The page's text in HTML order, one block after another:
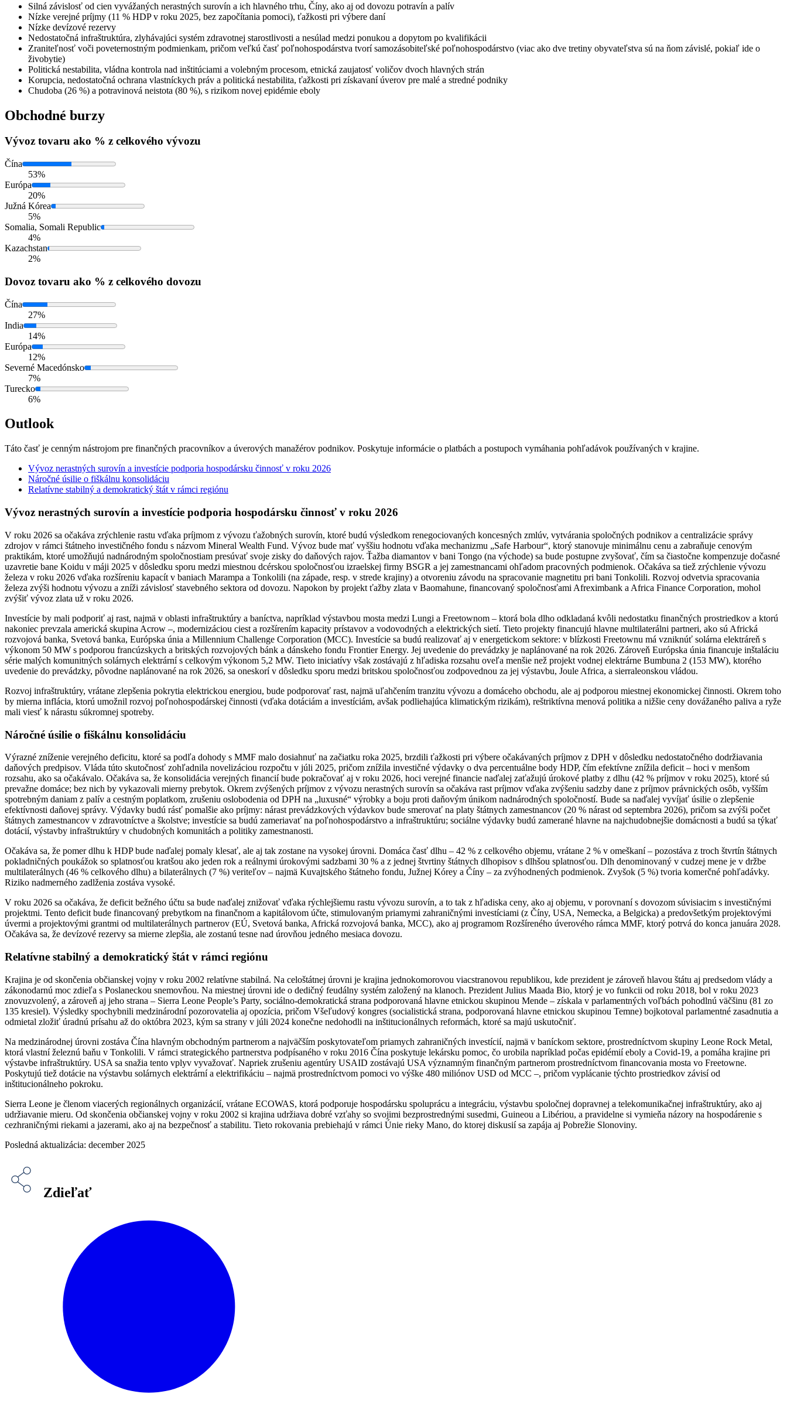
Silná závislosť od cien vyvážaných nerastných surovín a ich hlavného trhu, Číny, ako aj od dovozu potravín a palív
Nízke verejné príjmy (11 % HDP v roku 2025, bez započítania pomoci), ťažkosti pri výbere daní
Nízke devízové rezervy
Nedostatočná infraštruktúra, zlyhávajúci systém zdravotnej starostlivosti a nesúlad medzi ponukou a dopytom po kvalifikácii
Zraniteľnosť voči poveternostným podmienkam, pričom veľkú časť poľnohospodárstva tvorí samozásobiteľské poľnohospodárstvo (viac ako dve tretiny obyvateľstva sú na ňom závislé, pokiaľ ide o
živobytie)
Politická nestabilita, vládna kontrola nad inštitúciami a volebným procesom, etnická zaujatosť voličov dvoch hlavných strán
Korupcia, nedostatočná ochrana vlastníckych práv a politická nestabilita, ťažkosti pri získavaní úverov pre malé a stredné podniky
Chudoba (26 %) a potravinová neistota (80 %), s rizikom novej epidémie eboly
Obchodné burzy
Vývoz tovaru ako % z celkového vývozu
Čína
53%
Európa
20%
Južná Kórea
5%
Somalia, Somali Republic
4%
Kazachstan
2%
Dovoz tovaru ako % z celkového dovozu
Čína
27%
India
14%
Európa
12%
Severné Macedónsko
7%
Turecko
6%
Outlook
Táto časť je cenným nástrojom pre finančných pracovníkov a úverových manažérov podnikov. Poskytuje informácie o platbách a postupoch vymáhania pohľadávok používaných v krajine.
Vývoz nerastných surovín a investície podporia hospodársku činnosť v roku 2026
Náročné úsilie o fiškálnu konsolidáciu
Relatívne stabilný a demokratický štát v rámci regiónu
Vývoz nerastných surovín a investície podporia hospodársku činnosť v roku 2026
V roku 2026 sa očakáva zrýchlenie rastu vďaka príjmom z vývozu ťažobných surovín, ktoré budú výsledkom renegociovaných koncesných zmlúv, vytvárania spoločných podnikov a centralizácie správy
zdrojov v rámci štátneho investičného fondu s názvom Mineral Wealth Fund. Vývoz bude mať vyššiu hodnotu vďaka mechanizmu „Safe Harbour“, ktorý stanovuje minimálnu cenu a zabraňuje cenovým
praktikám, ktoré umožňujú nadnárodným spoločnostiam presúvať svoje zisky do daňových rajov. Ťažba diamantov v bani Tongo (na východe) sa bude postupne zvyšovať, čím sa čiastočne kompenzuje dočasné
uzavretie bane Koidu v máji 2025 v dôsledku sporu medzi miestnou dcérskou spoločnosťou izraelskej firmy BSGR a jej zamestnancami ohľadom pracovných podmienok. Očakáva sa tiež zrýchlenie vývozu
železa v roku 2026 vďaka rozšíreniu kapacít v baniach Marampa a Tonkolili (na západe, resp. v strede krajiny) a otvoreniu závodu na spracovanie magnetitu pri bani Tonkolili. Rozvoj odvetvia spracovania
železa zvýši hodnotu vývozu a zníži závislosť stavebného sektora od dovozu. Napokon by projekt ťažby zlata v Baomahune, financovaný spoločnosťami Afreximbank a Africa Finance Corporation, mohol
zvýšiť vývoz zlata už v roku 2026.
Investície by mali podporiť aj rast, najmä v oblasti infraštruktúry a baníctva, napríklad výstavbou mosta medzi Lungi a Freetownom – ktorá bola dlho odkladaná kvôli nedostatku finančných prostriedkov a ktorú
nakoniec prevzala americká skupina Acrow –, modernizáciou ciest a rozšírením kapacity prístavov a vodovodných a elektrických sietí. Tieto projekty financujú hlavne multilaterálni partneri, ako sú Africká
rozvojová banka, Svetová banka, Európska únia a Millennium Challenge Corporation (MCC). Investície sa budú realizovať aj v energetickom sektore: v blízkosti Freetownu má vzniknúť solárna elektráreň s
výkonom 50 MW s podporou francúzskych a britských rozvojových bánk a dánskeho fondu Frontier Energy. Jej uvedenie do prevádzky je naplánované na rok 2026. Zároveň Európska únia financuje inštaláciu
série malých komunitných solárnych elektrární s celkovým výkonom 5,2 MW. Tieto iniciatívy však zostávajú z hľadiska rozsahu oveľa menšie než projekt vodnej elektrárne Bumbuna 2 (153 MW), ktorého
uvedenie do prevádzky, pôvodne naplánované na rok 2026, sa oneskorí v dôsledku sporu medzi britskou spoločnosťou zodpovednou za jej výstavbu, Joule Africa, a sierraleonskou vládou.
Rozvoj infraštruktúry, vrátane zlepšenia pokrytia elektrickou energiou, bude podporovať rast, najmä uľahčením tranzitu vývozu a domáceho obchodu, ale aj podporou miestnej ekonomickej činnosti. Okrem toho
by mierna inflácia, ktorú umožnil rozvoj poľnohospodárskej činnosti (vďaka dotáciám a investíciám, avšak podliehajúca klimatickým rizikám), reštriktívna menová politika a nižšie ceny dovážaného paliva a ryže
mali viesť k nárastu súkromnej spotreby.
Náročné úsilie o fiškálnu konsolidáciu
Výrazné zníženie verejného deficitu, ktoré sa podľa dohody s MMF malo dosiahnuť na začiatku roka 2025, brzdili ťažkosti pri výbere očakávaných príjmov z DPH v dôsledku nedostatočného dodržiavania
daňových predpisov. Vláda túto skutočnosť zohľadnila novelizáciou rozpočtu v júli 2025, pričom znížila investičné výdavky o dva percentuálne body HDP, čím efektívne znížila deficit – hoci v menšom
rozsahu, ako sa očakávalo. Očakáva sa, že konsolidácia verejných financií bude pokračovať aj v roku 2026, hoci verejné financie naďalej zaťažujú úrokové platby z dlhu (42 % príjmov v roku 2025), ktoré sú
prevažne domáce; bez nich by vykazovali mierny prebytok. Okrem zvýšených príjmov z vývozu nerastných surovín sa očakáva rast príjmov vďaka zvýšeniu sadzby dane z príjmov právnických osôb, vyšším
spotrebným daniam z palív a cestným poplatkom, zrušeniu oslobodenia od DPH na „luxusné“ výrobky a boju proti daňovým únikom nadnárodných spoločností. Bude sa naďalej vyvíjať úsilie o zlepšenie
efektívnosti daňovej správy. Výdavky budú rásť pomalšie ako príjmy: nárast prevádzkových výdavkov bude smerovať na platy štátnych zamestnancov (20 % nárast od septembra 2026), pričom sa zvýši počet
štátnych zamestnancov v zdravotníctve a školstve; investície sa budú zameriavať na poľnohospodárstvo a infraštruktúru; sociálne výdavky budú zamerané hlavne na najchudobnejšie domácnosti a budú sa týkať
dotácií, výstavby infraštruktúry v chudobných komunitách a politiky zamestnanosti.
Očakáva sa, že pomer dlhu k HDP bude naďalej pomaly klesať, ale aj tak zostane na vysokej úrovni. Domáca časť dlhu – 42 % z celkového objemu, vrátane 2 % v omeškaní – pozostáva z troch štvrtín štátnych
pokladničných poukážok so splatnosťou kratšou ako jeden rok a reálnymi úrokovými sadzbami 30 % a z jednej štvrtiny štátnych dlhopisov s dlhšou splatnosťou. Dlh denominovaný v cudzej mene je v držbe
multilaterálnych (46 % celkového dlhu) a bilaterálnych (7 %) veriteľov – najmä Kuvajtského štátneho fondu, Južnej Kórey a Číny – za zvýhodnených podmienok. Zvyšok (5 %) tvoria komerčné pohľadávky.
Riziko nadmerného zadlženia zostáva vysoké.
V roku 2026 sa očakáva, že deficit bežného účtu sa bude naďalej znižovať vďaka rýchlejšiemu rastu vývozu surovín, a to tak z hľadiska ceny, ako aj objemu, v porovnaní s dovozom súvisiacim s investičnými
projektmi. Tento deficit bude financovaný prebytkom na finančnom a kapitálovom účte, stimulovaným priamymi zahraničnými investíciami (z Číny, USA, Nemecka, a Belgicka) a predovšetkým projektovými
úvermi a projektovými grantmi od multilaterálnych partnerov (EÚ, Svetová banka, Africká rozvojová banka, MCC), ako aj programom Rozšíreného úverového rámca MMF, ktorý potrvá do konca januára 2028.
Očakáva sa, že devízové rezervy sa mierne zlepšia, ale zostanú tesne nad úrovňou jedného mesiaca dovozu.
Relatívne stabilný a demokratický štát v rámci regiónu
Krajina je od skončenia občianskej vojny v roku 2002 relatívne stabilná. Na celoštátnej úrovni je krajina jednokomorovou viacstranovou republikou, kde prezident je zároveň hlavou štátu aj predsedom vlády a
zákonodarnú moc zdieľa s Poslaneckou snemovňou. Na miestnej úrovni ide o dedičný feudálny systém založený na klanoch. Prezident Julius Maada Bio, ktorý je vo funkcii od roku 2018, bol v roku 2023
znovuzvolený, a zároveň aj jeho strana – Sierra Leone People’s Party, sociálno-demokratická strana podporovaná hlavne etnickou skupinou Mende – získala v parlamentných voľbách pohodlnú väčšinu (81 zo
135 kresiel). Výsledky spochybnili medzinárodní pozorovatelia aj opozícia, pričom Všeľudový kongres (socialistická strana, podporovaná hlavne etnickou skupinou Temne) bojkotoval parlamentné zasadnutia a
odmietal zložiť úradnú prísahu až do októbra 2023, kým sa strany v júli 2024 konečne nedohodli na inštitucionálnych reformách, ktoré sa majú uskutočniť.
Na medzinárodnej úrovni zostáva Čína hlavným obchodným partnerom a najväčším poskytovateľom priamych zahraničných investícií, najmä v baníckom sektore, prostredníctvom skupiny Leone Rock Metal,
ktorá vlastní železnú baňu v Tonkolili. V rámci strategického partnerstva podpísaného v roku 2016 Čína poskytuje lekársku pomoc, čo urobila napríklad počas epidémií eboly a Covid-19, a pomáha krajine pri
výstavbe infraštruktúry. USA sa snažia tento vplyv vyvažovať. Napriek zrušeniu agentúry USAID zostávajú USA významným finančným partnerom prostredníctvom financovania mosta vo Freetowne.
Poskytujú tiež dotácie na výstavbu solárnych elektrární a elektrifikáciu – najmä prostredníctvom pomoci vo výške 480 miliónov USD od MCC –, pričom vyplácanie týchto prostriedkov závisí od
inštitucionálneho pokroku.
Sierra Leone je členom viacerých regionálnych organizácií, vrátane ECOWAS, ktorá podporuje hospodársku spoluprácu a integráciu, výstavbu spoločnej dopravnej a telekomunikačnej infraštruktúry, ako aj
udržiavanie mieru. Od skončenia občianskej vojny v roku 2002 si krajina udržiava dobré vzťahy so svojimi bezprostrednými susedmi, Guineou a Libériou, a pravidelne si vymieňa názory na hospodárenie s
cezhraničnými riekami a jazerami, ako aj na bezpečnosť a stabilitu. Tieto rokovania prebiehajú v rámci Únie rieky Mano, do ktorej diskusií sa zapája aj Pobrežie Slonoviny.
Posledná aktualizácia: december 2025
Zdieľať